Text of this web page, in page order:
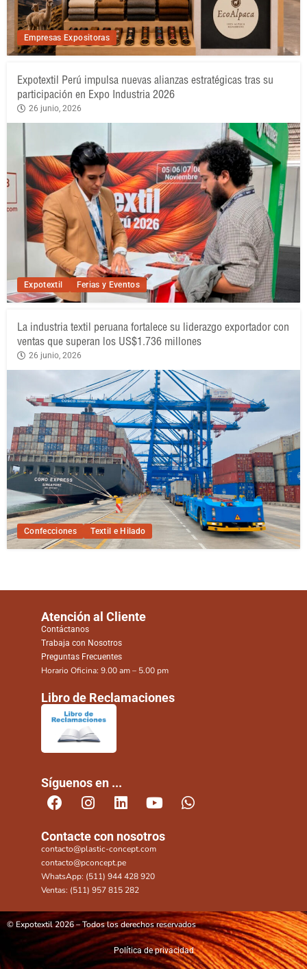
Empresas Expositoras
Expotextil Ferias y Eventos
Expotextil Perú impulsa nuevas alianzas estratégicas tras su
participación en Expo Industria 2026
26 junio, 2026
Confecciones Textil e Hilado
La industria textil peruana fortalece su liderazgo exportador con
ventas que superan los US$1.736 millones
26 junio, 2026
Atención al Cliente
Contáctanos
Trabaja con Nosotros
Preguntas Frecuentes
Horario Oficina: 9.00 am – 5.00 pm
Libro de Reclamaciones
Síguenos en ...
Contacte con nosotros
contacto@plastic-concept.com
contacto@pconcept.pe
WhatsApp: (511) 944 428 920
Ventas: (511) 957 815 282
© Expotextil 2026 – Todos los derechos reservados
Política de privacidad